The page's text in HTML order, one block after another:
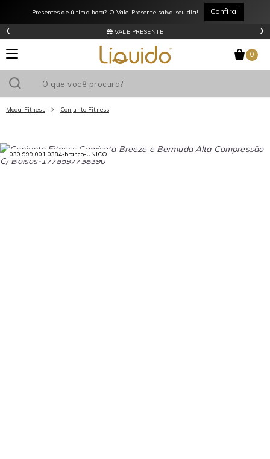
Presentes de última hora? O Vale-Presente salva seu dia! Confira!
VALE PRESENTE
‹ ›
0
Moda Fitness Conjunto Fitness
compra acima de R$!
030 999 001 0384-branco-UNICO